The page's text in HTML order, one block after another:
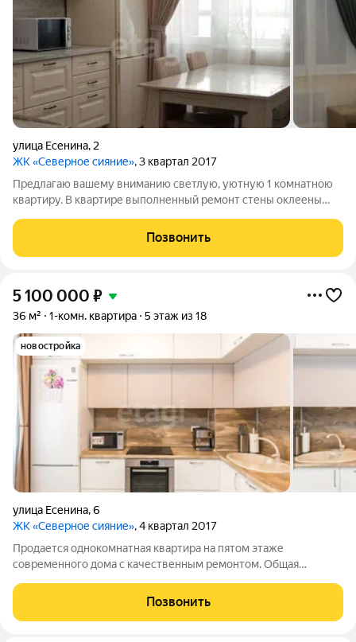
улица Есенина, 2
ЖК «Северное сияние», 3 квартал 2017
Предлагаю вашему вниманию светлую, уютную 1 комнатною
квартиру. В квартире выполненный ремонт стены оклеены
напольное покрытие линолеум. Окна установленные
пластиковые, выходят на солнечную
Позвонить
5 100 000 ₽
36 м² 1-комн. квартира 5 этаж из 18
новостройка
улица Есенина,6
ЖК «Северное сияние», 4 квартал 2017
Продается однокомнатная квартира на пятом этаже
современного дома с качественным ремонтом. Общая
полноценную обеденную зону. Кухня полностью
Позвонить